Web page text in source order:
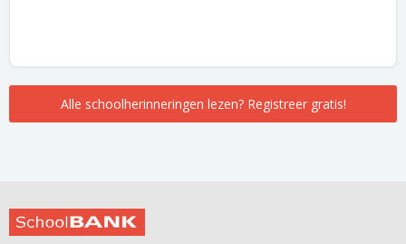
Alle schoolherinneringen lezen? Registreer gratis!